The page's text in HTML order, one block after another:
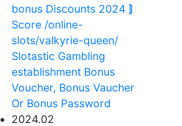
bonus Discounts 2024 ⟭
Score /online-
slots/valkyrie-queen/
Slotastic Gambling
establishment Bonus
Voucher, Bonus Vaucher
Or Bonus Password
2024.02